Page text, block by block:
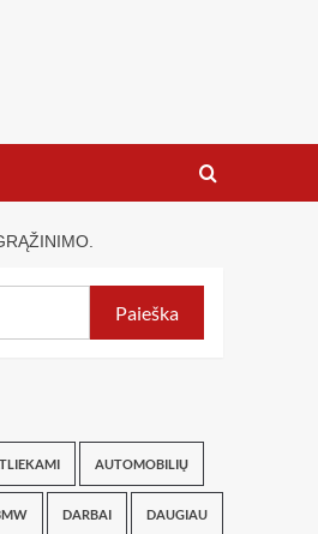
AUTOMOBILIŲ
DARBAI DAUGIAU